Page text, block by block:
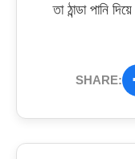
তা ঠান্ডা পানি
SHARE: